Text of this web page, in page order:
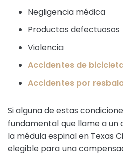
Negligencia médica
Productos defectuosos
Violencia
Accidentes de
Accidentes por
Si alguna de estas
fundamental que llame a un
la médula espinal en Texas
elegible para una